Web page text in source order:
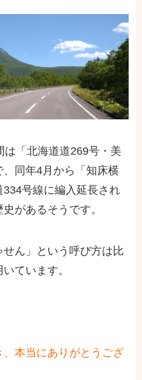
「北海道道269号・美
同年4月から「知床横
号線に編入延長され
があるそうです。
ん」という呼び方は比
ています。
本当にありがとうござ